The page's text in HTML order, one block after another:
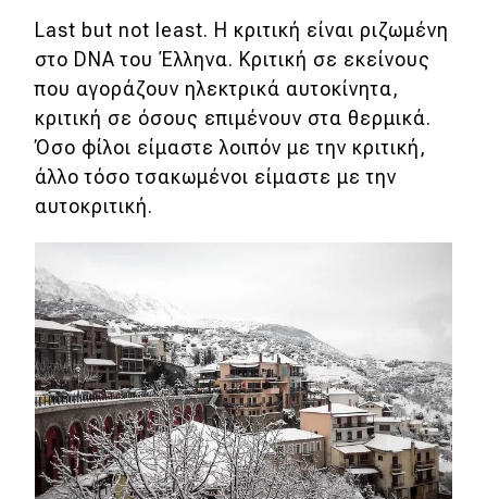
Last but not least. Η κριτική είναι ριζωμένη
στο DNA του Έλληνα. Κριτική σε εκείνους
που αγοράζουν ηλεκτρικά αυτοκίνητα,
κριτική σε όσους επιμένουν στα θερμικά.
Όσο φίλοι είμαστε λοιπόν με την κριτική,
άλλο τόσο τσακωμένοι είμαστε με την
αυτοκριτική.